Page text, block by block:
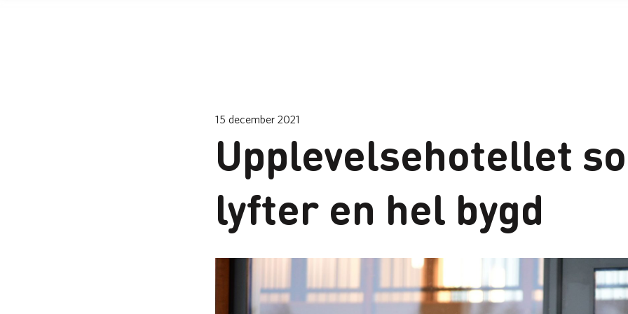
15 december 2021
Upplevelsehotellet
lyfter en hel bygd